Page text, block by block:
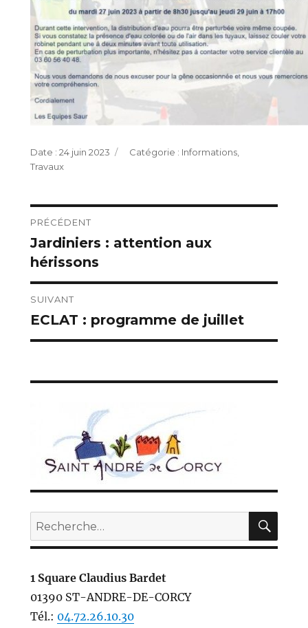
Publié
le
24 juin 2023 Catégories
Informations,
Travaux
Navigation
de
l’article
PRÉCÉDENT
Publication
précédente :
Jardiniers : attention aux
hérissons
SUIVANT
Publication
suivante :
ECLAT : programme de juillet
Recherche
pour :
1 Square Claudius Bardet
01390 ST-ANDRE-DE-CORCY
Tél.: 04.72.26.10.30